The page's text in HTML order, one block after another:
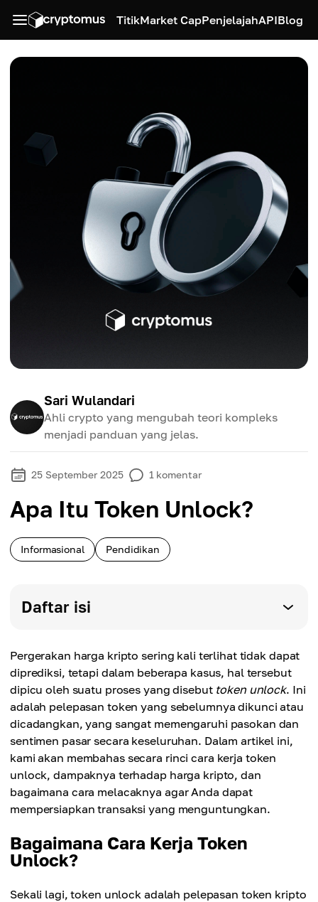
TitikMarket CapPenjelajahAPIBlog
Sari Wulandari
Ahli crypto yang mengubah teori kompleks
menjadi panduan yang jelas.
25 September 2025 1 komentar
Apa Itu Token Unlock?
Informasional Pendidikan
Daftar isi
Pergerakan harga kripto sering kali terlihat tidak dapat
diprediksi, tetapi dalam beberapa kasus, hal tersebut
dipicu oleh suatu proses yang disebut token unlock. Ini
adalah pelepasan token yang sebelumnya dikunci atau
dicadangkan, yang sangat memengaruhi pasokan dan
sentimen pasar secara keseluruhan. Dalam artikel ini,
kami akan membahas secara rinci cara kerja token
unlock, dampaknya terhadap harga kripto, dan
bagaimana cara melacaknya agar Anda dapat
mempersiapkan transaksi yang menguntungkan.
Bagaimana Cara Kerja Token
Unlock?
Sekali lagi, token unlock adalah pelepasan token kripto